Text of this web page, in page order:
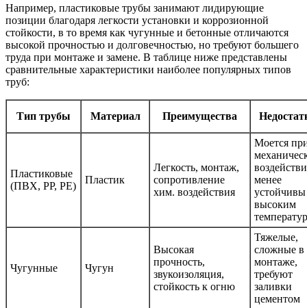
Например, пластиковые трубы занимают лидирующие
позиции благодаря легкости установки и коррозионной
стойкости, в то время как чугунные и бетонные отличаются
высокой прочностью и долговечностью, но требуют большего
труда при монтаже и замене. В таблице ниже представлены
сравнительные характеристики наиболее популярных типов
труб:
Тип трубы Материал Преимущества
Пластиковые
(ПВХ, PP, PE)
Пластик
Легкость, монтаж,
сопротивление
хим. воздействия
Моется
менее
высоким
Чугунные Чугун
Высокая
прочность,
звукоизоляция,
стойкость к огню
Тяжелые,
сложные в
монтаже,
требуют
заливки
цементом